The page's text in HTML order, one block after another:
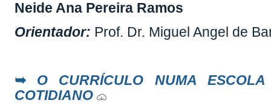
Neide Ana Pereira Ramos
Orientador: Prof. Dr. Miguel Angel de
➥
O CURRÍCULO NUMA
COTIDIANO